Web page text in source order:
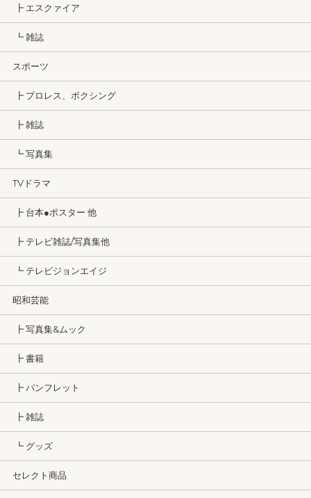
┣ エスクァイア
┗ 雑誌
スポーツ
┣ プロレス、ボクシング
┣ 雑誌
┗ 写真集
TVドラマ
┣ 台本●ポスター 他
┣ テレビ雑誌/写真集他
┗ テレビジョンエイジ
昭和芸能
┣ 写真集&ムック
┣ 書籍
┣ パンフレット
┣ 雑誌
┗ グッズ
セレクト商品